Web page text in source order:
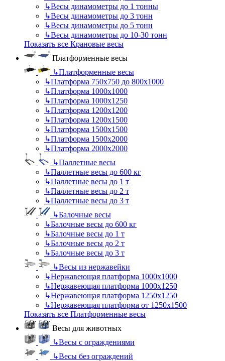
↳Весы динамометры до 1 тонны
↳Весы динамометры до 3 тонн
↳Весы динамометры до 5 тонн
↳Весы динамометры до 10-30 тонн
Показать все Крановые весы
Платформенные весы
↳Платформенные весы
↳Платформа 750х750 до 800х1000
↳Платформа 1000х1000
↳Платформа 1000х1250
↳Платформа 1200х1200
↳Платформа 1200х1500
↳Платформа 1500х1500
↳Платформа 1500х2000
↳Платформа 2000х2000
↳Паллетные весы
↳Паллетные весы до 600 кг
↳Паллетные весы до 1 т
↳Паллетные весы до 2 т
↳Паллетные весы до 3 т
↳Балочные весы
↳Балочные весы до 600 кг
↳Балочные весы до 1 т
↳Балочные весы до 2 т
↳Балочные весы до 3 т
↳Весы из нержавейки
↳Нержавеющая платформа 1000х1000
↳Нержавеющая платформа 1000х1250
↳Нержавеющая платформа 1250х1250
↳Нержавеющая платформа от 1250х1500
Показать все Платформенные весы
Весы для животных
↳Весы с ограждениями
↳Весы без ограждений